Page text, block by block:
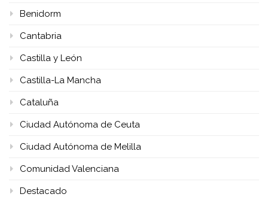
Benidorm
Cantabria
Castilla y León
Castilla-La Mancha
Cataluña
Ciudad Autónoma de Ceuta
Ciudad Autónoma de Melilla
Comunidad Valenciana
Destacado